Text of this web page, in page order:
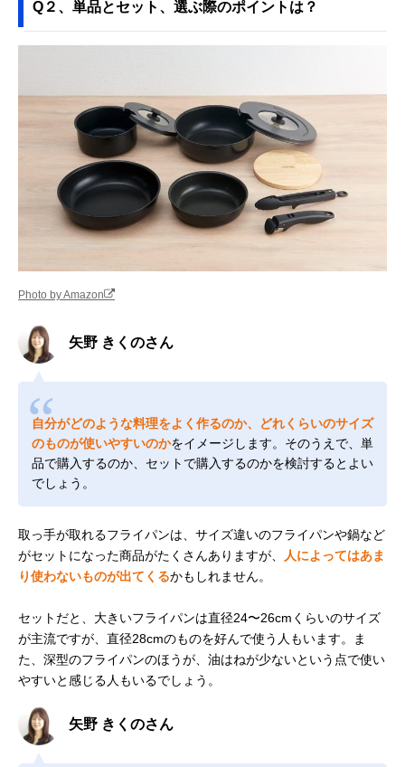
Q２、単品とセット、選ぶ際のポイントは？
Photo by Amazon
矢野 きくのさん
自分がどのような料理をよく作るのか、どれくらいのサイズ
のものが使いやすいのかをイメージします。そのうえで、単
品で購入するのか、セットで購入するのかを検討するとよい
でしょう。
取っ手が取れるフライパンは、サイズ違いのフライパンや鍋など
がセットになった商品がたくさんありますが、
人によってはあま
り使わないものが出てくるかもしれません。
セットだと、大きいフライパンは直径24〜26cmくらいのサイズ
が主流ですが、直径28cmのものを好んで使う人もいます。ま
た、深型のフライパンのほうが、油はねが少ないという点で使い
やすいと感じる人もいるでしょう。
矢野 きくのさん